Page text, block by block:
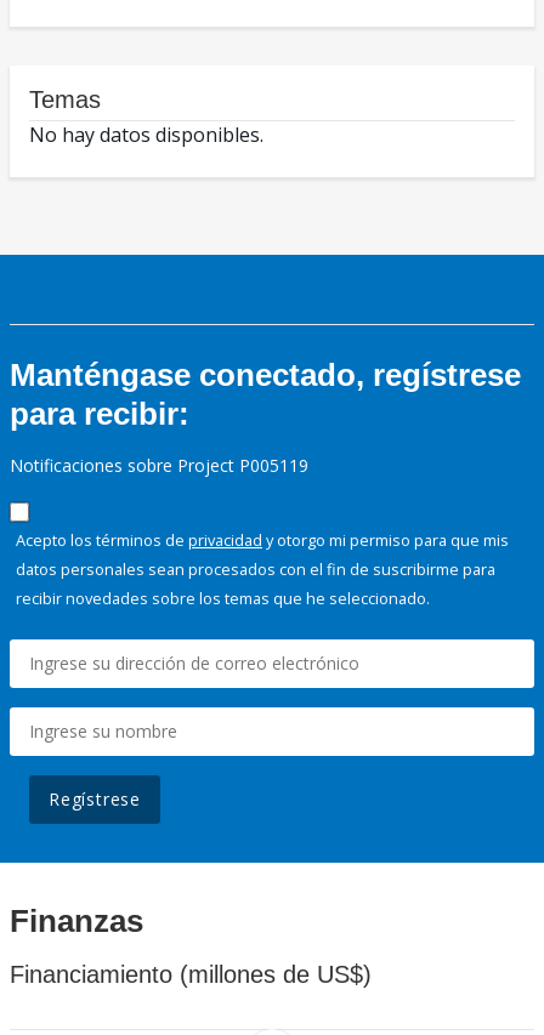
Temas
No hay datos disponibles.
Manténgase conectado, regístrese
para recibir:
Notificaciones sobre Project P005119
Acepto los términos de privacidad y otorgo mi permiso para que mis
datos personales sean procesados con el fin de suscribirme para
recibir novedades sobre los temas que he seleccionado.
Regístrese
Finanzas
Financiamiento (millones de US$)